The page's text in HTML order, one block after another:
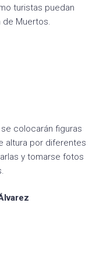
turistas puedan
de Muertos.
colocarán figuras
altura por diferentes
y tomarse fotos